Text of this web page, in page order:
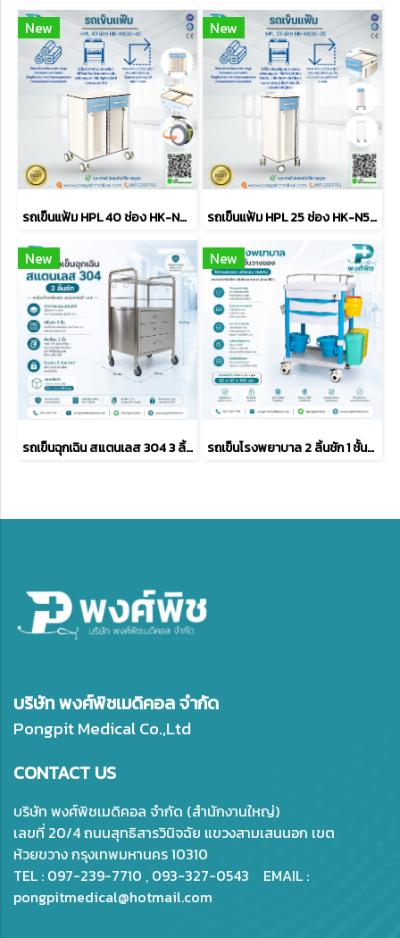
New
รถเข็นแฟ้ม HPL 40 ช่อง HK-N530-40
New
รถเข็นแฟ้ม HPL 25 ช่อง HK-N530-25
New
รถเข็นฉุกเฉิน สแตนเลส 304 3 ลิ้นชัก
New
รถเข็นโรงพยาบาล 2 ลิ้นชัก 1 ชั้นวางของ
บริษัท พงศ์พิชเมดิคอล จำกัด
Pongpit Medical Co.,Ltd
CONTACT US
บริษัท พงศ์พิชเมดิคอล จำกัด (สำนักงานใหญ่)
เลขที่ 20/4 ถนนสุทธิสารวินิจฉัย แขวงสามเสนนอก เขต
ห้วยขวาง กรุงเทพมหานคร 10310
TEL : 097-239-7710 , 093-327-0543 EMAIL :
pongpitmedical@hotmail.com